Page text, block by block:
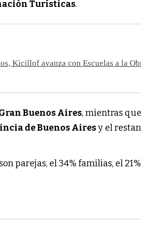
Turísticas.
Kicillof avanza con Escuelas a la
Buenos Aires, mientras
de Buenos Airesy el
parejas, el 34% familias, el 21%